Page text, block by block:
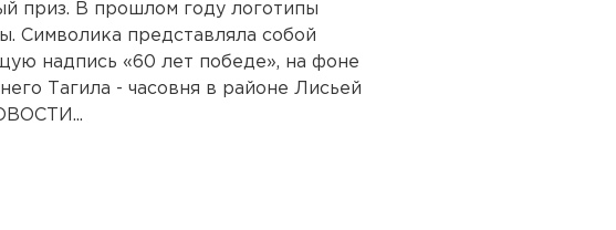
приз. В прошлом году логотипы
Символика представляла собой
надпись «60 лет победе», на фоне
Тагила - часовня в районе Лисьей